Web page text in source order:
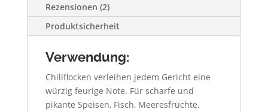
Rezensionen (2)
Produktsicherheit
Verwendung:
Chiliflocken verleihen jedem Gericht eine
würzig feurige Note. Für scharfe und
pikante Speisen, Fisch, Meeresfrüchte,